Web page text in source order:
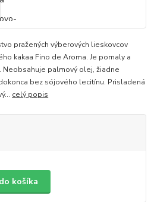
pražených výberových lieskovcov
kakaa Fino de Aroma. Je pomaly a
Neobsahuje palmový olej, žiadne
bez sójového lecitínu. Prisladená
celý popis
košíka